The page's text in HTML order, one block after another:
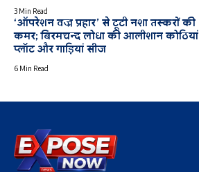
3 Min Read
‘ऑपरेशन वज्र प्रहार’ से टूटी नशा तस्करों की
कमर; बिरमचन्द लोधा की आलीशान कोठियां
प्लॉट और गाड़ियां सीज
6 Min Read